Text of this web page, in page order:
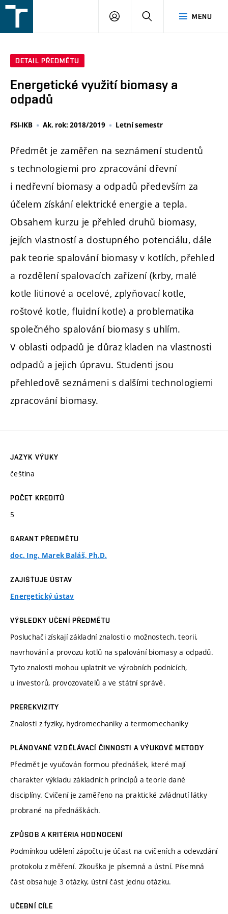
v
MENU
PŘIHLÁŠENÍ
DETAIL PŘEDMĚTU
Energetické využití biomasy a
odpadů
FSI-IKB Ak. rok: 2018/2019 Letní semestr
Předmět je zaměřen na seznámení studentů
s technologiemi pro zpracování dřevní
i nedřevní biomasy a odpadů především za
účelem získání elektrické energie a tepla.
Obsahem kurzu je přehled druhů biomasy,
jejích vlastností a dostupného potenciálu, dále
pak teorie spalování biomasy v kotlích, přehled
a rozdělení spalovacích zařízení (krby, malé
kotle litinové a ocelové, zplyňovací kotle,
roštové kotle, fluidní kotle) a problematika
společného spalování biomasy s uhlím.
V oblasti odpadů je důraz kladen na vlastnosti
odpadů a jejich úpravu. Studenti jsou
přehledově seznámeni s dalšími technologiemi
zpracování biomasy.
JAZYK VÝUKY
čeština
POČET KREDITŮ
5
GARANT PŘEDMĚTU
doc. Ing. Marek Baláš, Ph.D.
ZAJIŠŤUJE ÚSTAV
Energetický ústav
VÝSLEDKY UČENÍ PŘEDMĚTU
Posluchači získají základní znalosti o možnostech, teorii,
navrhování a provozu kotlů na spalování biomasy a odpadů.
Tyto znalosti mohou uplatnit ve výrobních podnicích,
u investorů, provozovatelů a ve státní správě.
PREREKVIZITY
Znalosti z fyziky, hydromechaniky a termomechaniky
PLÁNOVANÉ VZDĚLÁVACÍ ČINNOSTI A VÝUKOVÉ METODY
Předmět je vyučován formou přednášek, které mají
charakter výkladu základních principů a teorie dané
disciplíny. Cvičení je zaměřeno na praktické zvládnutí látky
probrané na přednáškách.
ZPŮSOB A KRITÉRIA HODNOCENÍ
Podmínkou udělení zápočtu je účast na cvičeních a odevzdání
protokolu z měření. Zkouška je písemná a ústní. Písemná
část obsahuje 3 otázky, ústní část jednu otázku.
UČEBNÍ CÍLE